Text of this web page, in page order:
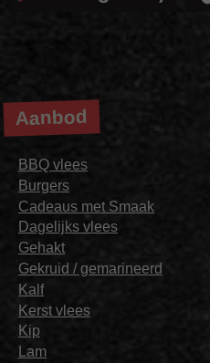
Aanbod
BBQ vlees
Burgers
Cadeaus met Smaak
Dagelijks vlees
Gehakt
Gekruid / gemarineerd
Kalf
Kerst vlees
Kip
Lam